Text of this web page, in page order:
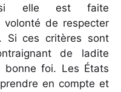
si elle est faite
de respecter
Si ces critères sont
de ladite
foi. Les États
en compte et